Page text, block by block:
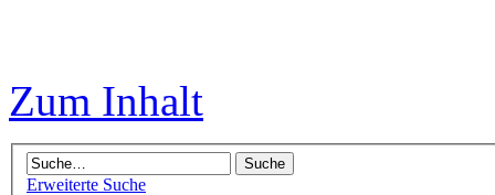
Zum Inhalt
Erweiterte Suche